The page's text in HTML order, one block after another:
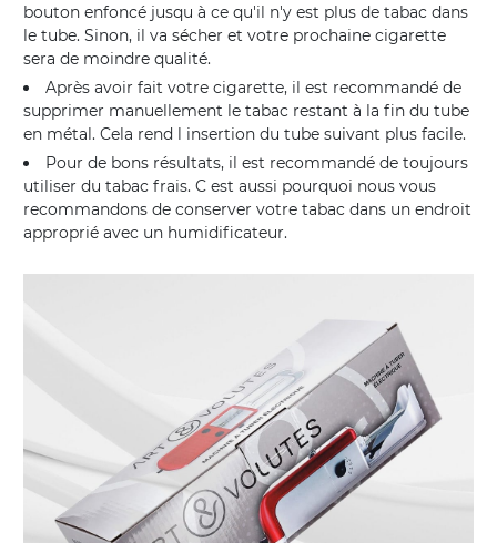
bouton enfoncé jusqu à ce qu'il n'y est plus de tabac dans
le tube. Sinon, il va sécher et votre prochaine cigarette
sera de moindre qualité.
Après avoir fait votre cigarette, il est recommandé de
supprimer manuellement le tabac restant à la fin du tube
en métal. Cela rend l insertion du tube suivant plus facile.
Pour de bons résultats, il est recommandé de toujours
utiliser du tabac frais. C est aussi pourquoi nous vous
recommandons de conserver votre tabac dans un endroit
approprié avec un humidificateur.